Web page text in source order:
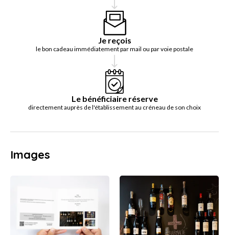
Je reçois
le bon cadeau immédiatement par mail ou par voie postale
Le bénéficiaire réserve
directement auprès de l'établissement au créneau de son choix
Images